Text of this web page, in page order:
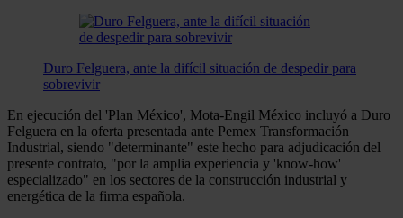
Duro Felguera, ante la difícil situación de despedir para
sobrevivir
En ejecución del 'Plan México', Mota-Engil México incluyó a Duro
Felguera en la oferta presentada ante Pemex Transformación
Industrial, siendo "determinante" este hecho para adjudicación del
presente contrato, "por la amplia experiencia y 'know-how'
especializado" en los sectores de la construcción industrial y
energética de la firma española.